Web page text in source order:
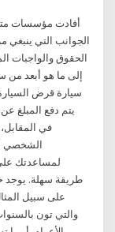
أفادت مؤسسات
الجوانب التي
الحقوق والواجبات
إلى ما هو أبعد
سيارة قرض
يتم دفع المبلغ
في
الشخصي
لمساعدتك
طريقة سهلة. يوجد
والتي تون